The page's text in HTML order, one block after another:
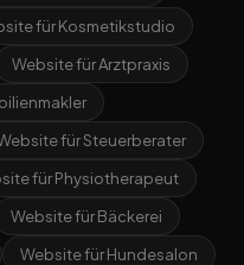
für Kosmetikstudio
Website für Arztpraxis
für Steuerberater
für Physiotherapeut
Website für Bäckerei
Website für Hundesalon